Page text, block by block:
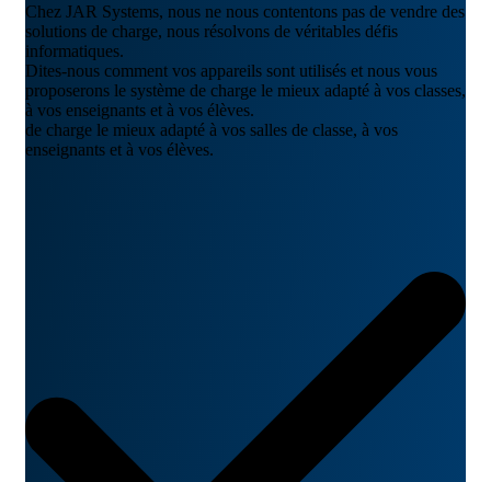
Chez JAR Systems, nous ne nous contentons pas de vendre des
solutions de charge, nous résolvons de véritables défis
informatiques.
Dites-nous comment vos appareils sont utilisés et nous vous
proposerons le système de charge le mieux adapté à vos classes,
à vos enseignants et à vos élèves.
de charge le mieux adapté à vos salles de classe, à vos
enseignants et à vos élèves.